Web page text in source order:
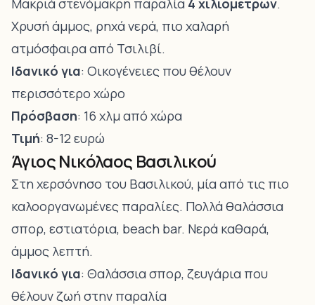
Μακριά στενόμακρη παραλία 4 χιλιομέτρων.
Χρυσή άμμος, ρηχά νερά, πιο χαλαρή
ατμόσφαιρα από Τσιλιβί.
Ιδανικό για: Οικογένειες που θέλουν
περισσότερο χώρο
Πρόσβαση: 16 χλμ από χώρα
Τιμή: 8-12 ευρώ
Άγιος Νικόλαος Βασιλικού
Στη χερσόνησο του Βασιλικού, μία από τις πιο
καλοοργανωμένες παραλίες. Πολλά θαλάσσια
σπορ, εστιατόρια, beach bar. Νερά καθαρά,
άμμος λεπτή.
Ιδανικό για: Θαλάσσια σπορ, ζευγάρια που
θέλουν ζωή στην παραλία